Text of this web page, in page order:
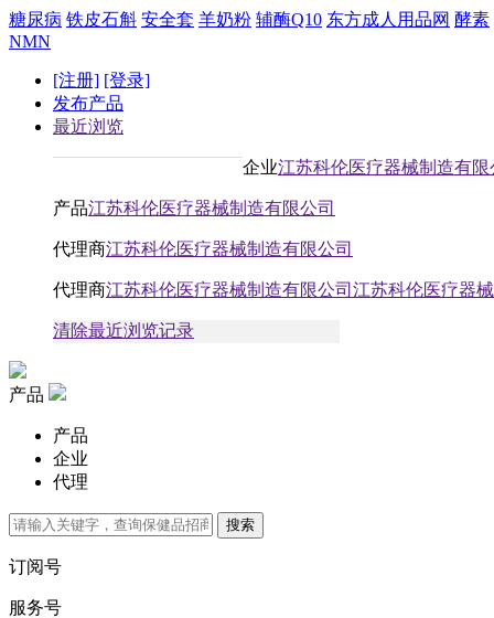
糖尿病 铁皮石斛 安全套 羊奶粉 辅酶Q10 东方成人用品网 酵素
NMN
[注册] [登录]
发布产品
最近浏览
企业江苏科伦医疗器械制造有限
产品江苏科伦医疗器械制造有限公司
代理商江苏科伦医疗器械制造有限公司
代理商江苏科伦医疗器械制造有限公司江苏科伦医疗器
清除最近浏览记录
产品
产品
企业
代理
订阅号
服务号